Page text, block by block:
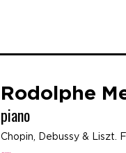
Rodolphe
piano
Chopin, Debussy & Liszt.